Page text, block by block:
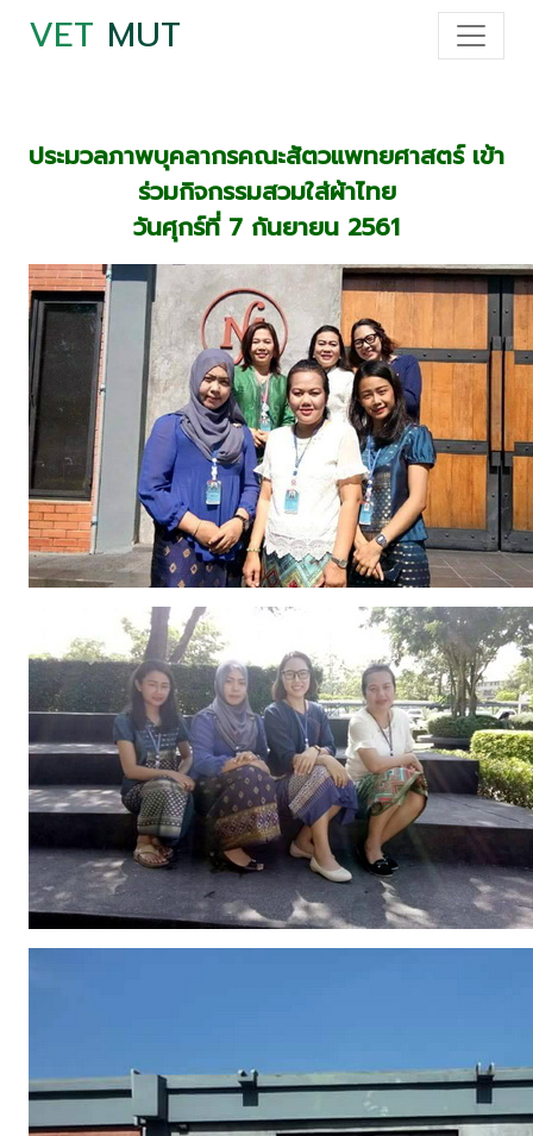
VET MUT
ประมวลภาพบุคลากรคณะสัตวแพทยศาสตร์ เข้า
ร่วมกิจกรรมสวมใส่ผ้าไทย
วันศุกร์ที่ 7 กันยายน 2561